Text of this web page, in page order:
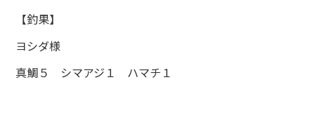
【釣果】
ヨシダ様
真鯛５ シマアジ１ ハマチ１